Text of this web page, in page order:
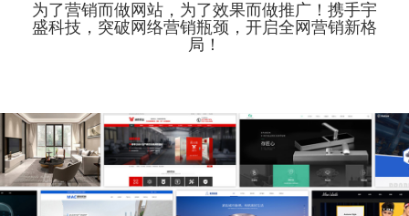
为了营销而做网站，为了效果而做推广！携手宇
盛科技，突破网络营销瓶颈，开启全网营销新格
局！